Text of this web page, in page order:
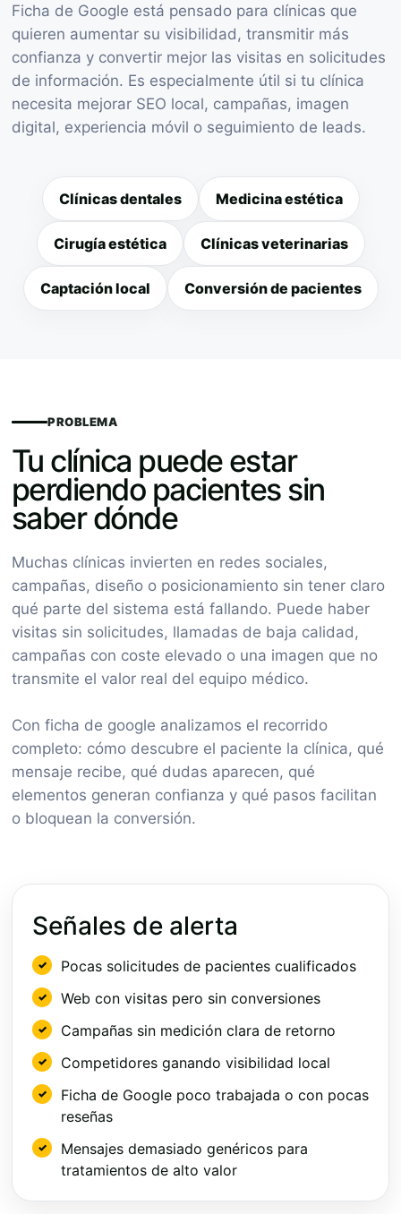
Ficha de Google está pensado para clínicas que
quieren aumentar su visibilidad, transmitir más
confianza y convertir mejor las visitas en solicitudes
de información. Es especialmente útil si tu clínica
necesita mejorar SEO local, campañas, imagen
digital, experiencia móvil o seguimiento de leads.
Clínicas dentales Medicina estética
Cirugía estética Clínicas veterinarias
Captación local Conversión de pacientes
PROBLEMA
Tu clínica puede estar
perdiendo pacientes sin
saber dónde
Muchas clínicas invierten en redes sociales,
campañas, diseño o posicionamiento sin tener claro
qué parte del sistema está fallando. Puede haber
visitas sin solicitudes, llamadas de baja calidad,
campañas con coste elevado o una imagen que no
transmite el valor real del equipo médico.
Con ficha de google analizamos el recorrido
completo: cómo descubre el paciente la clínica, qué
mensaje recibe, qué dudas aparecen, qué
elementos generan confianza y qué pasos facilitan
o bloquean la conversión.
Señales de alerta
Pocas solicitudes de pacientes cualificados
Web con visitas pero sin conversiones
Campañas sin medición clara de retorno
Competidores ganando visibilidad local
Ficha de Google poco trabajada o con pocas
reseñas
Mensajes demasiado genéricos para
tratamientos de alto valor